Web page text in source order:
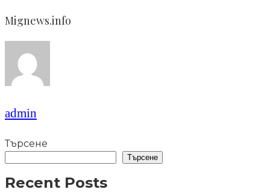
Mignews.info
admin
Търсене
Търсене
Recent Posts